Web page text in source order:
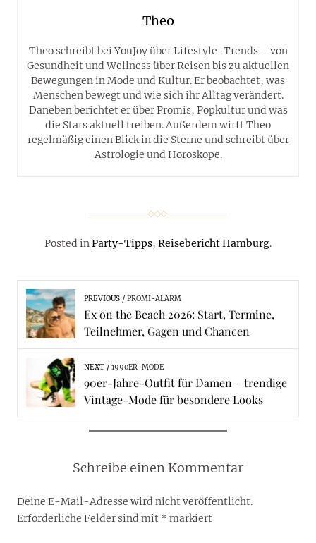
Theo
Theo schreibt bei YouJoy über Lifestyle-Trends – von
Gesundheit und Wellness über Reisen bis zu aktuellen
Bewegungen in Mode und Kultur. Er beobachtet, was
Menschen bewegt und wie sich ihr Alltag verändert.
Daneben berichtet er über Promis, Popkultur und was
die Stars aktuell treiben. Außerdem wirft Theo
regelmäßig einen Blick in die Sterne und schreibt über
Astrologie und Horoskope.
Posted inParty-Tipps, Reisebericht Hamburg.
PREVIOUS PROMI-ALARM
Ex on the Beach 2026: Start, Termine,
Teilnehmer, Gagen und Chancen
NEXT 1990ER-MODE
90er-Jahre-Outfit für Damen – trendige
Vintage-Mode für besondere Looks
Schreibe einen Kommentar
Deine E-Mail-Adresse wird nicht veröffentlicht.
Erforderliche Felder sind mit * markiert